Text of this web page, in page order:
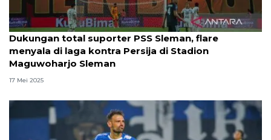
Dukungan total suporter PSS Sleman, flare
menyala di laga kontra Persija di Stadion
Maguwoharjo Sleman
17 Mei 2025